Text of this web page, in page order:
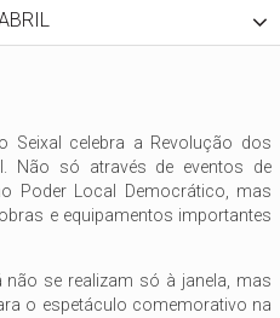
Seixal celebra a Revolução dos
Não só através de eventos de
Poder Local Democrático, mas
e equipamentos importantes
se realizam só à janela, mas
o espetáculo comemorativo na